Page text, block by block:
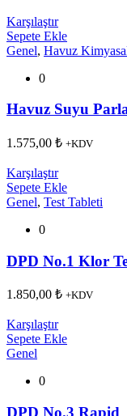
Karşılaştır
Sepete Ekle
Genel, Havuz
0
Havuz Suyu
1.575,00 ₺ +KDV
Karşılaştır
Sepete Ekle
Genel, Test Tableti
0
DPD No.1 Klor
1.850,00 ₺ +KDV
Karşılaştır
Sepete Ekle
Genel
0
DPD No.3 Rapid